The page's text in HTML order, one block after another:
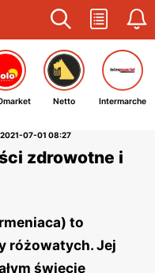
Netto Intermarche
2021-07-01 08:27
zdrowotne i
to
różowatych. Jej
świecie